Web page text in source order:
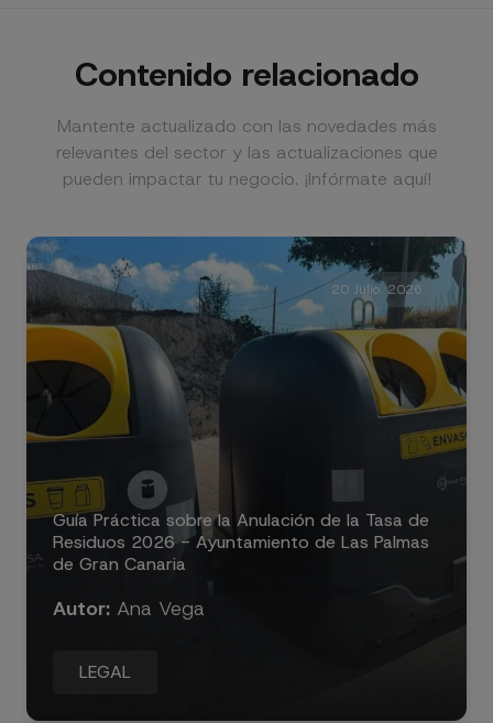
Contenido relacionado
Mantente actualizado con las novedades más
relevantes del sector y las actualizaciones que
pueden impactar tu negocio. ¡Infórmate aquí!
Guía Práctica sobre la Anulación de la Tasa de
Residuos 2026 - Ayuntamiento de Las Palmas
de Gran Canaria
Autor: Ana Vega
LEGAL
20 Julio. 2026